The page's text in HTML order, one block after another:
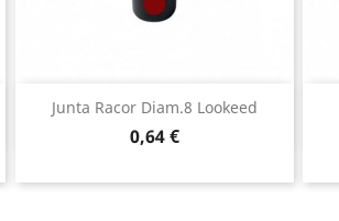
Junta Racor Diam.8 Lookeed
Precio
0,64 €
Vista rápida